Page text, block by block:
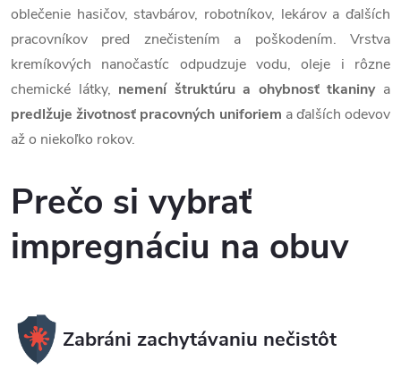
oblečenie hasičov, stavbárov, robotníkov, lekárov a ďalších
pracovníkov pred znečistením a poškodením. Vrstva
kremíkových nanočastíc odpudzuje vodu, oleje i rôzne
chemické látky, nemení štruktúru a ohybnosť tkaninya
predlžuje životnosť pracovných uniforiem a ďalších odevov
až o niekoľko rokov.
Prečo si vybrať
impregnáciu na obuv
Zabráni zachytávaniu nečistôt